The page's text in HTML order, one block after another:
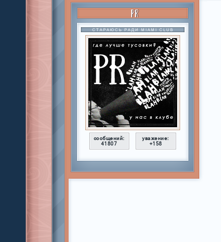
PR
СТАРАЮСЬ РАДИ MIAMI CLUB
сообщений:
41807
уважение:
+158